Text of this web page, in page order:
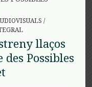
/
llaços
des Possibles